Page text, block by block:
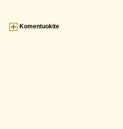
Komentuokite